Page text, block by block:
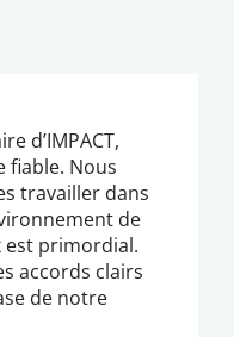
d’IMPACT,
fiable. Nous
travailler dans
de
est primordial.
accords clairs
de notre